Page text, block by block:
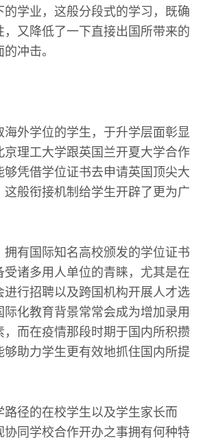
的学业，这般分段式的学习，既确
，又降低了一下直接出国所带来的
冲击。
外学位的学生，于升学层面彰显
京理工大学跟英国兰开夏大学合作
够凭借学位证书去申请英国顶尖大
这般衔接机制给学生开辟了更为广
拥有国际知名高校颁发的学位证书
受诸多用人单位的青睐，尤其是在
进行招聘以及跨国机构开展人才选
化教育背景常常会成为增加录用
，而在疫情那段时期于国内所积攒
够助力学生更有效地抓住国内所提
路径的在校学生以及学生家长而
协同学校合作开办之事拥有何种特